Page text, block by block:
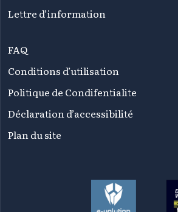
Lettre d’information
FAQ
Conditions d’utilisation
Politique de Condifentialite
Déclaration d’accessibilité
Plan du site